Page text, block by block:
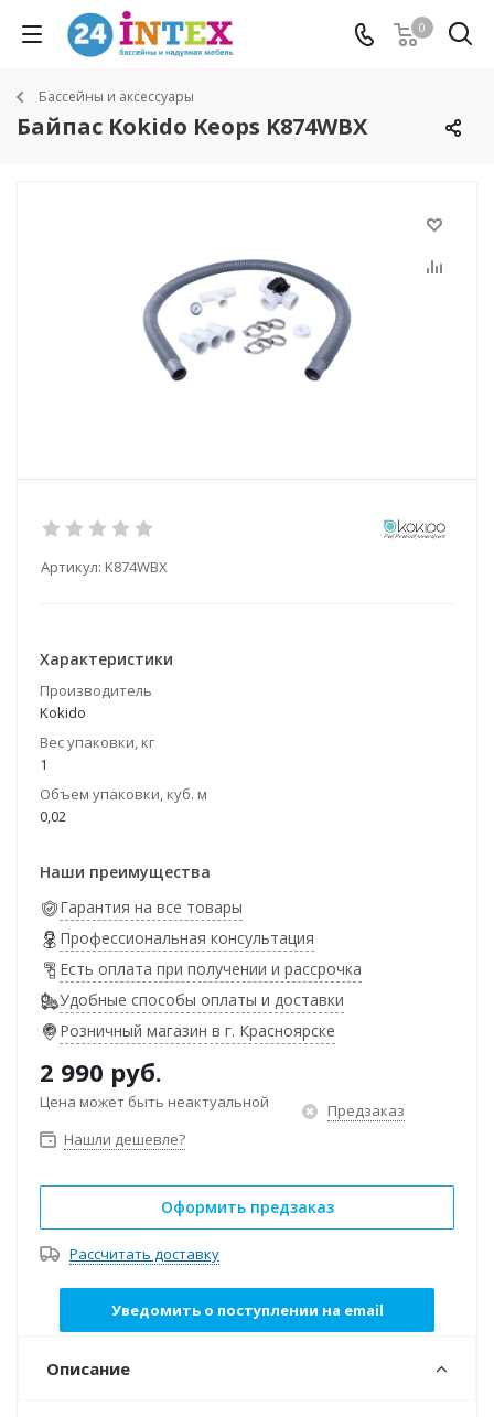
0
Бассейны и аксессуары
Байпас Kokido Keops K874WBX
Артикул: K874WBX
Характеристики
Производитель
Kokido
Вес упаковки, кг
1
Объем упаковки, куб. м
0,02
Наши преимущества
Гарантия на все товары
Профессиональная консультация
Есть оплата при получении и рассрочка
Удобные способы оплаты и доставки
Розничный магазин в г. Красноярске
2 990 руб.
Цена может быть неактуальной
Предзаказ
Нашли дешевле?
Оформить предзаказ
Рассчитать доставку
Уведомить о поступлении на email
Описание